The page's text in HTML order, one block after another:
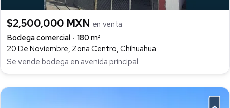
$2,500,000 MXN en venta
Bodega comercial
180 m²
20 De Noviembre, Zona Centro, Chihuahua
Se vende bodega en avenida principal